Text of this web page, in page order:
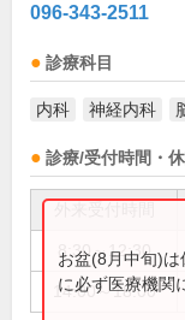
096-343-2511
診療科目
内科 神経内科
診療/受付時間・
8:30～12:30
14:00～18:00
お盆(8月中旬)
に必ず医療機関